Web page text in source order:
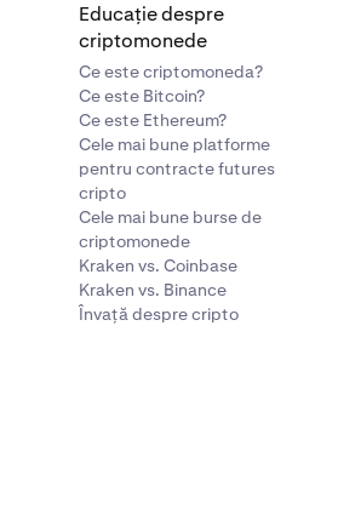
Educație despre
criptomonede
Ce este criptomoneda?
Ce este Bitcoin?
Ce este Ethereum?
Cele mai bune platforme
pentru contracte futures
cripto
Cele mai bune burse de
criptomonede
Kraken vs. Coinbase
Kraken vs. Binance
Învață despre cripto